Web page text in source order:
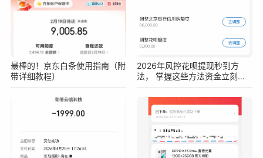
最棒的！京东白条使用指南（附
带详细教程）
2026年风控花呗提现秒到方
法， 掌握这些方法资金立刻到
手